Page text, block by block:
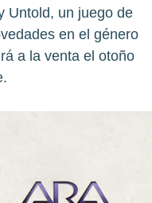
Untold, un juego de
en el género
a la venta el otoño